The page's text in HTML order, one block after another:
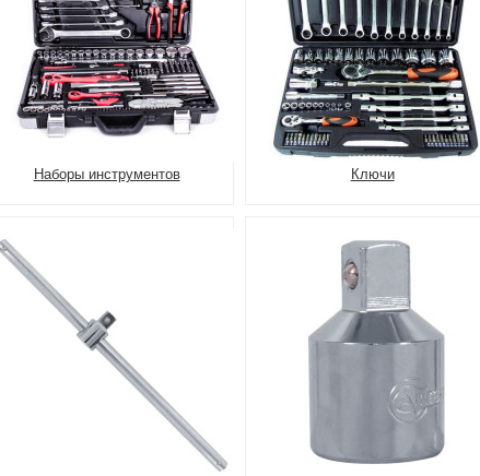
Наборы инструментов Ключи